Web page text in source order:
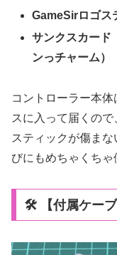
GameSirロゴス
サンクスカード
ンっチャーム）
コントローラー本
スに入って届くの
スティックが傷ま
びにもめちゃくち
🛠️ 【付属ケーブ